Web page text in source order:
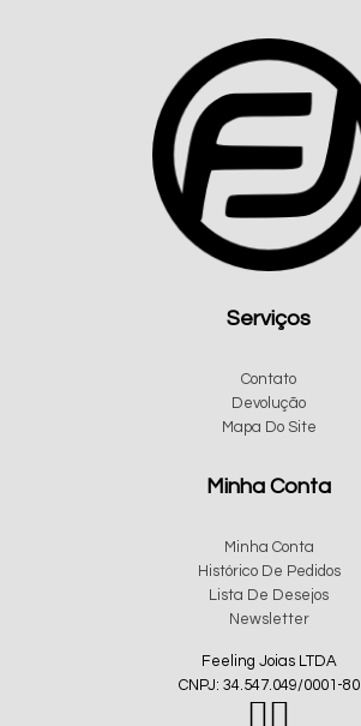
Serviços
Contato
Devolução
Mapa Do Site
Minha Conta
Minha Conta
Histórico De Pedidos
Lista De Desejos
Newsletter
Feeling Joias LTDA
CNPJ: 34.547.049/0001-80